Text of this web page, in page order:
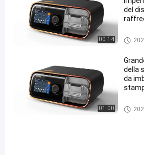
00:14
del
borsa
per
Borsa
to
01:00
della
da
Borse